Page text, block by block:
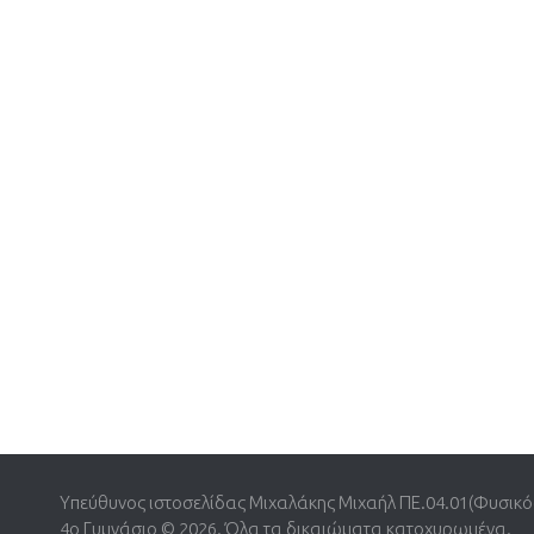
Υπεύθυνος ιστοσελίδας Μιχαλάκης Μιχαήλ
4o Γυμνάσιο © 2026. Όλα τα δικαιώματα κατοχυρωμένα.